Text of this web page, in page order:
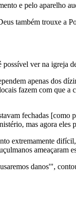
e pelo aparelho
também trouxe a
possível ver na igreja
apenas dos
fazem com que
fechadas
mas agora
extremamente
ameaçaram
danos'",